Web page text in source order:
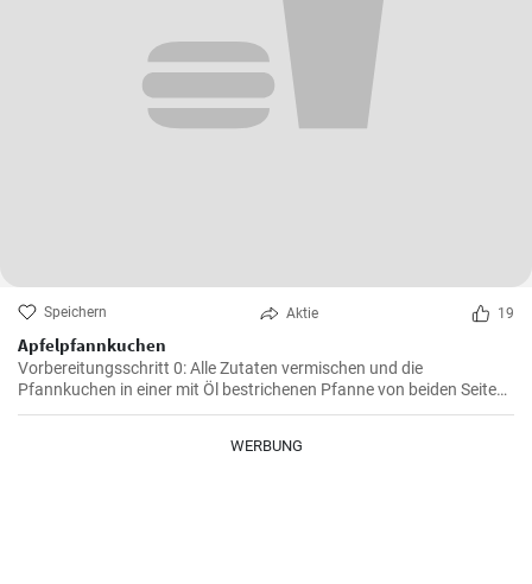
Speichern Aktie 19
Apfelpfannkuchen
Vorbereitungsschritt 0: Alle Zutaten vermischen und die
Pfannkuchen in einer mit Öl bestrichenen Pfanne von beiden Seiten
braten.
WERBUNG